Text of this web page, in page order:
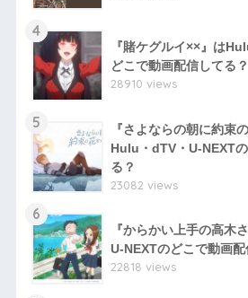
4
『賭ケグルイ××』は
どこで動画配信してる？
28910 views
5
『さよならの朝に約束
Hulu・dTV・U-NEXT
る？
23082 views
6
『からかい上手の高木
U-NEXTのどこで動画配
22818 views